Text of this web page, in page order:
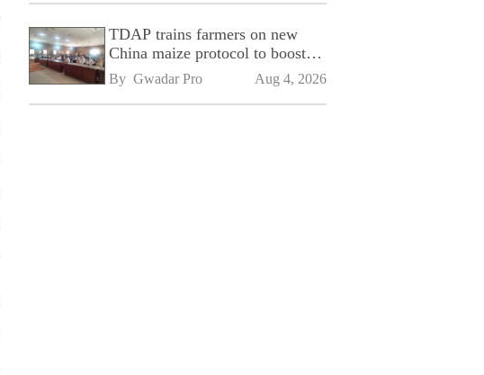
TDAP trains farmers on new
China maize protocol to boost
exports
By Gwadar Pro Aug 4, 2026